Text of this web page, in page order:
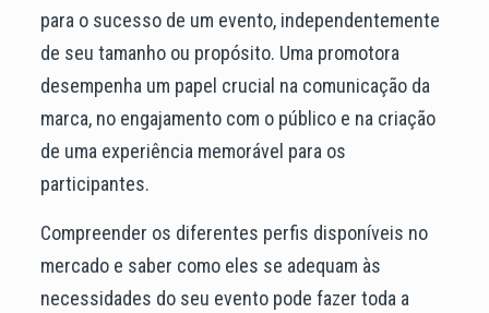
para o sucesso de um evento, independentemente
de seu tamanho ou propósito. Uma promotora
desempenha um papel crucial na comunicação da
marca, no engajamento com o público e na criação
de uma experiência memorável para os
participantes.
Compreender os diferentes perfis disponíveis no
mercado e saber como eles se adequam às
necessidades do seu evento pode fazer toda a